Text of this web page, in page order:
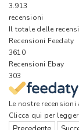
3.913
recensioni
Il totale delle
Recensioni Feedaty
3610
Recensioni Ebay
303
Le nostre recensioni
Clicca qui per